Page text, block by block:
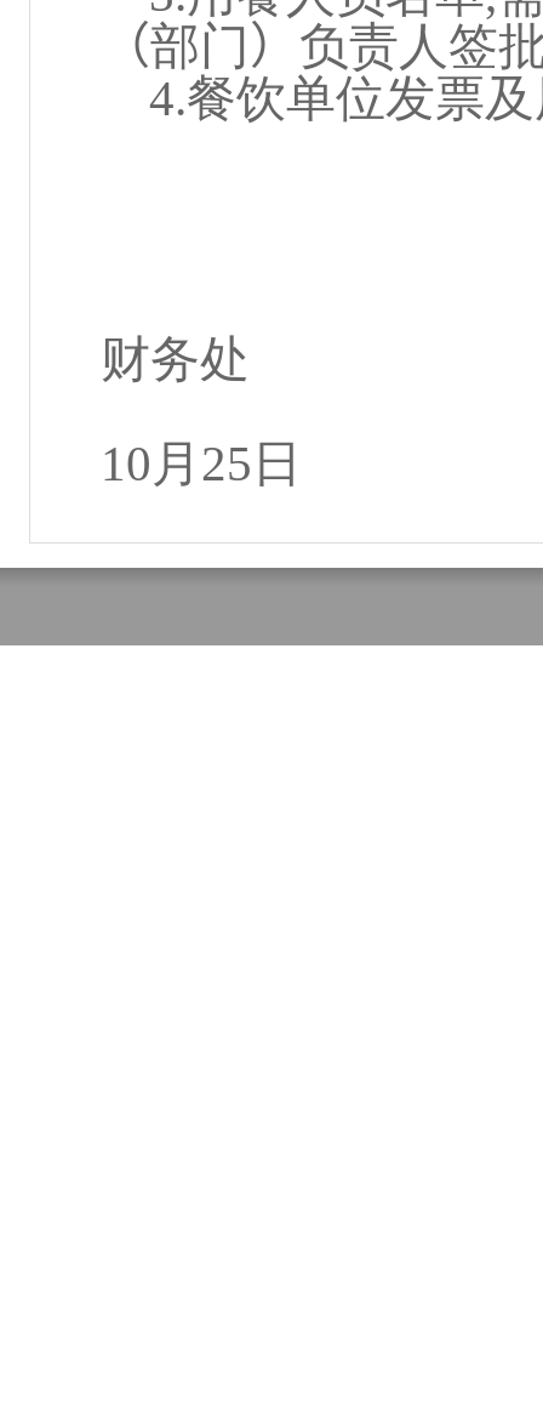
（部门） 负责人签
4.餐饮单位发票
财务处
10 月 25 日